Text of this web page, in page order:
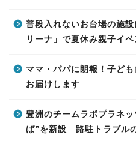
普段入れないお台場の施
リーナ」で夏休み親子イ
ママ・パパに朗報！子ど
お届けします
豊洲のチームラボプラネ
ば”を新設 路駐トラブル